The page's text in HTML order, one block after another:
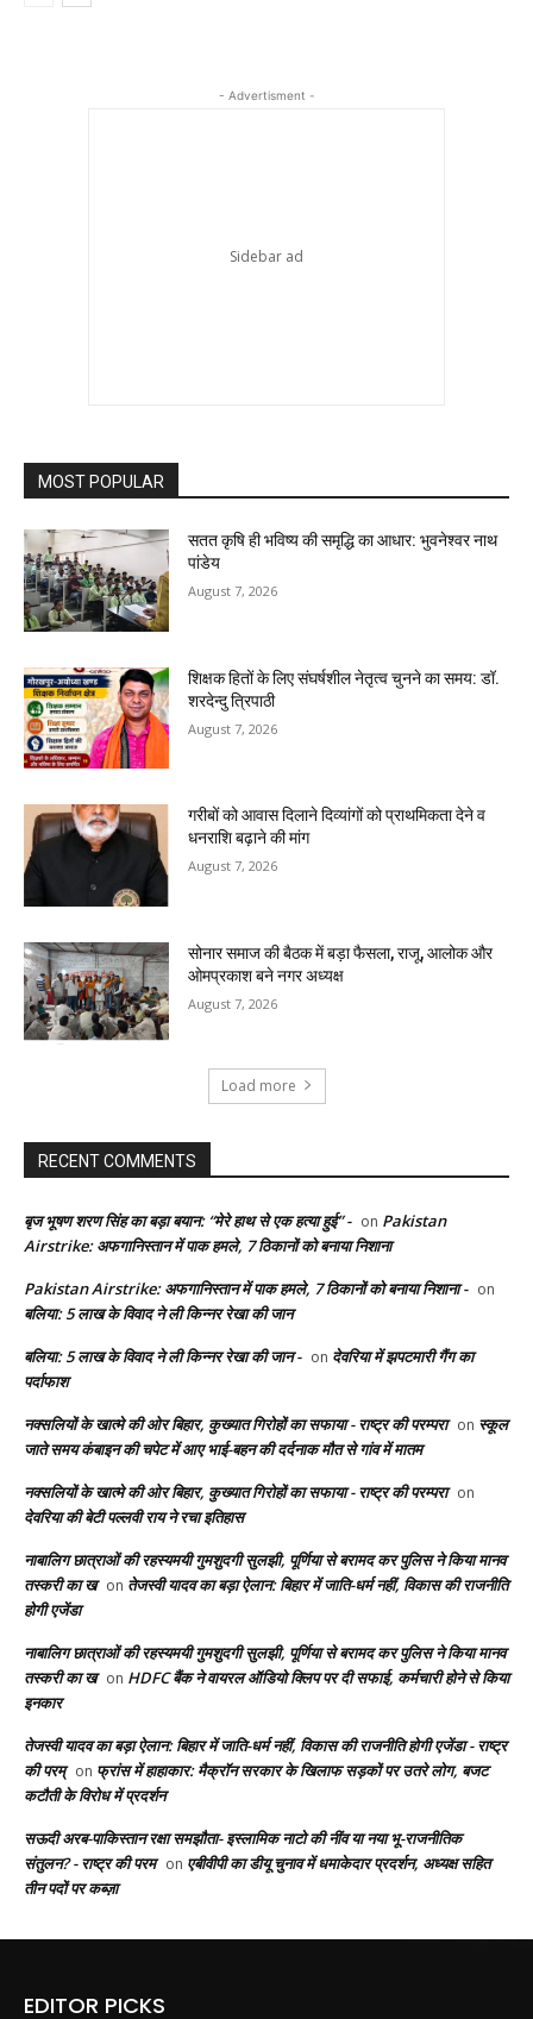
- Advertisment -
MOST POPULAR
सतत कृषि ही भविष्य की समृद्धि का आधार: भुवनेश्वर नाथ
पांडेय
August 7, 2026
शिक्षक हितों के लिए संघर्षशील नेतृत्व चुनने का समय: डॉ.
शरदेन्दु त्रिपाठी
August 7, 2026
गरीबों को आवास दिलाने दिव्यांगों को प्राथमिकता देने व
धनराशि बढ़ाने की मांग
August 7, 2026
सोनार समाज की बैठक में बड़ा फैसला, राजू, आलोक और
ओमप्रकाश बने नगर अध्यक्ष
August 7, 2026
Load more
RECENT COMMENTS
बृज भूषण शरण सिंह का बड़ा बयान: “मेरे हाथ से एक हत्या हुई” - on Pakistan
Airstrike: अफगानिस्तान में पाक हमले, 7 ठिकानों को बनाया निशाना
Pakistan Airstrike: अफगानिस्तान में पाक हमले, 7 ठिकानों को बनाया निशाना - on
बलिया: 5 लाख के विवाद ने ली किन्नर रेखा की जान
बलिया: 5 लाख के विवाद ने ली किन्नर रेखा की जान - on देवरिया में झपटमारी गैंग का
पर्दाफाश
नक्सलियों के खात्मे की ओर बिहार, कुख्यात गिरोहों का सफाया - राष्ट्र की परम्परा on स्कूल
जाते समय कंबाइन की चपेट में आए भाई-बहन की दर्दनाक मौत से गांव में मातम
नक्सलियों के खात्मे की ओर बिहार, कुख्यात गिरोहों का सफाया - राष्ट्र की परम्परा on
देवरिया की बेटी पल्लवी राय ने रचा इतिहास
नाबालिग छात्राओं की रहस्यमयी गुमशुदगी सुलझी, पूर्णिया से बरामद कर पुलिस ने किया मानव
तस्करी का ख on तेजस्वी यादव का बड़ा ऐलान: बिहार में जाति-धर्म नहीं, विकास की राजनीति
होगी एजेंडा
नाबालिग छात्राओं की रहस्यमयी गुमशुदगी सुलझी, पूर्णिया से बरामद कर पुलिस ने किया मानव
तस्करी का ख on HDFC बैंक ने वायरल ऑडियो क्लिप पर दी सफाई, कर्मचारी होने से किया
इनकार
तेजस्वी यादव का बड़ा ऐलान: बिहार में जाति-धर्म नहीं, विकास की राजनीति होगी एजेंडा - राष्ट्र
की परम् on फ्रांस में हाहाकार: मैक्रॉन सरकार के खिलाफ सड़कों पर उतरे लोग, बजट
कटौती के विरोध में प्रदर्शन
सऊदी अरब-पाकिस्तान रक्षा समझौता- इस्लामिक नाटो की नींव या नया भू-राजनीतिक
संतुलन? - राष्ट्र की परम on एबीवीपी का डीयू चुनाव में धमाकेदार प्रदर्शन, अध्यक्ष सहित
तीन पदों पर कब्ज़ा
EDITOR PICKS